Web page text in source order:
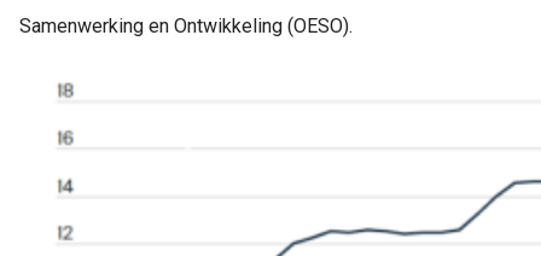
Samenwerking en Ontwikkeling (OESO).